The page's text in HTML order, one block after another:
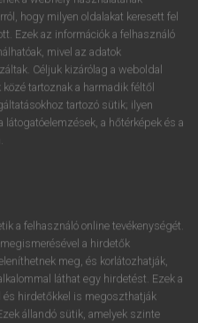
megtekintéséhez.
A szótár 2 órás,
regisztrálok és
.
hogy milyen oldalakat keresett fel
Ezek az információk a felhasználó
mivel az adatok
Céljuk kizárólag a weboldal
tartoznak a harmadik féltől
tartozó sütik; ilyen
a hőtérképek és a
a felhasználó online tevékenységét.
a hirdetők
meg, és korlátozhatják,
láthat egy hirdetést. Ezek a
és hirdetőkkel is megoszthatják
állandó sütik, amelyek szinte